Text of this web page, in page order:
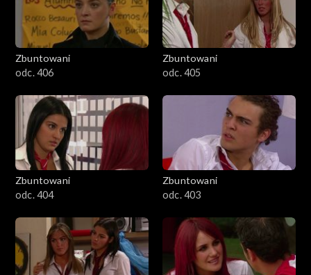
Zbuntowani
odc. 406
Zbuntowani
odc. 405
Zbuntowani
odc. 404
Zbuntowani
odc. 403